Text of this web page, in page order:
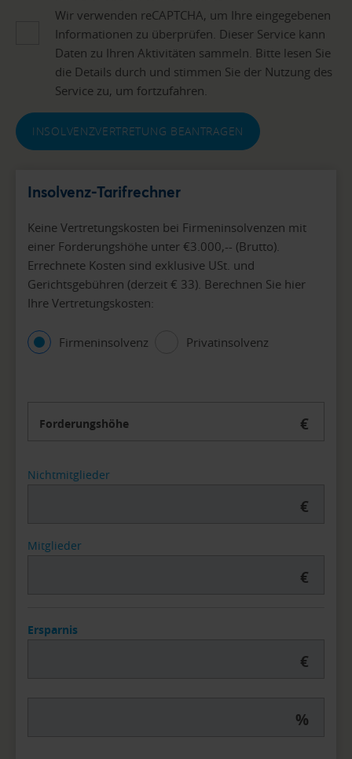
Wir verwenden reCAPTCHA, um Ihre eingegebenen
Informationen zu überprüfen. Dieser Service kann
Daten zu Ihren Aktivitäten sammeln. Bitte lesen Sie
die Details durch und stimmen Sie der Nutzung des
Service zu, um fortzufahren.
INSOLVENZVERTRETUNG BEANTRAGEN
Insolvenz-Tarifrechner
Keine Vertretungskosten bei Firmeninsolvenzen mit
einer Forderungshöhe unter €3.000,-- (Brutto).
Errechnete Kosten sind exklusive USt. und
Gerichtsgebühren (derzeit € 33). Berechnen Sie hier
Ihre Vertretungskosten:
Firmeninsolvenz Privatinsolvenz
Forderungshöhe €
Nichtmitglieder
€
Mitglieder
€
Ersparnis
€
%